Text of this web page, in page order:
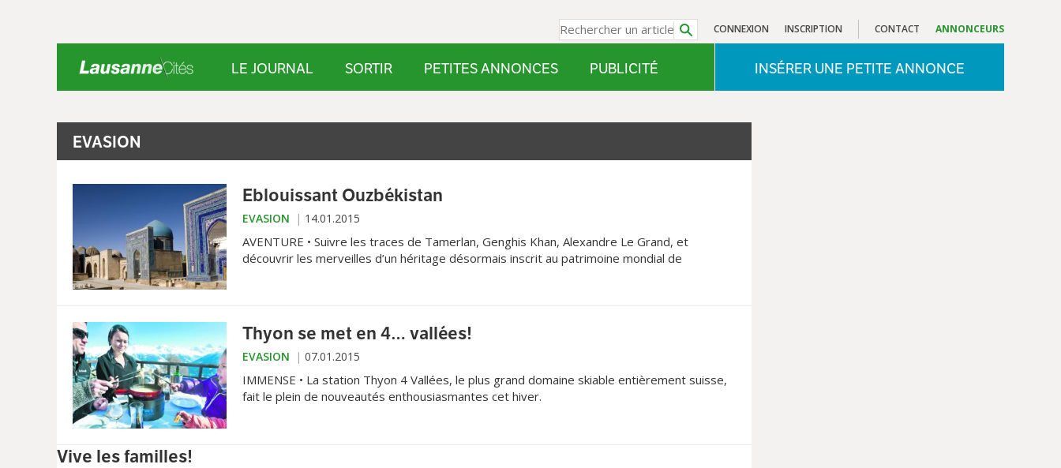
CONTACT ANNONCEURS
CONNEXION INSCRIPTION
LE JOURNAL SORTIR PETITES ANNONCES PUBLICITÉ INSÉRER UNE PETITE ANNONCE
EVASION
Eblouissant Ouzbékistan
EVASION 14.01.2015
AVENTURE • Suivre les traces de Tamerlan, Genghis Khan, Alexandre Le Grand, et
découvrir les merveilles d’un héritage désormais inscrit au patrimoine mondial de
Thyon se met en 4… vallées!
EVASION 07.01.2015
IMMENSE • La station Thyon 4 Vallées, le plus grand domaine skiable entièrement suisse,
fait le plein de nouveautés enthousiasmantes cet hiver.
Vive les familles!